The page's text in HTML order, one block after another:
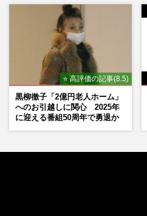
⭐ 高評価の記事(8.5)
黒柳徹子「2億円老人ホーム」
へのお引越しに関心 2025年
に迎える番組50周年で勇退か